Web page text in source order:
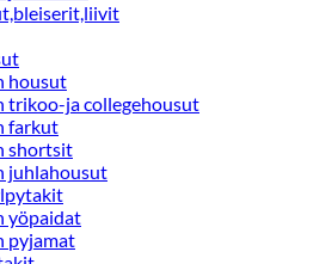
housut
trikoo-ja collegehousut
farkut
shortsit
juhlahousut
yöpaidat
pyjamat